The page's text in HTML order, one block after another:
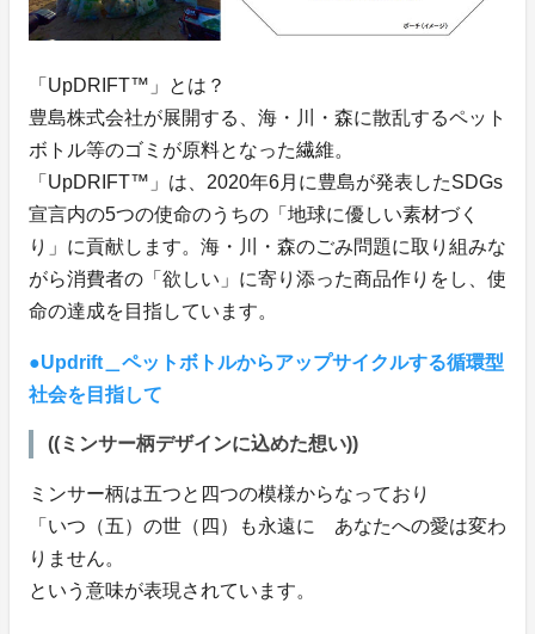
「UpDRIFT™」とは？
豊島株式会社が展開する、海・川・森に散乱するペット
ボトル等のゴミが原料となった繊維。
「UpDRIFT™」は、2020年6月に豊島が発表したSDGs
宣言内の5つの使命のうちの「地球に優しい素材づく
り」に貢献します。海・川・森のごみ問題に取り組みな
がら消費者の「欲しい」に寄り添った商品作りをし、使
命の達成を目指しています。
●Updrift＿ペットボトルからアップサイクルする循環型
社会を目指して
((ミンサー柄デザインに込めた想い))
ミンサー柄は五つと四つの模様からなっており
「いつ（五）の世（四）も永遠に あなたへの愛は変わ
りません。
という意味が表現されています。